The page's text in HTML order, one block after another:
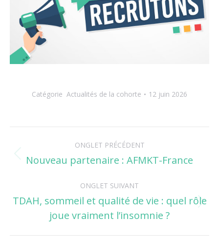
Catégorie Actualités de la cohorte 12 juin 2026
de
commentaire
ONGLET PRÉCÉDENT
Onglet
Nouveau partenaire : AFMKT-France
ONGLET SUIVANT
Onglet
suivant
TDAH, sommeil et qualité de vie : quel rôle
joue vraiment l’insomnie ?